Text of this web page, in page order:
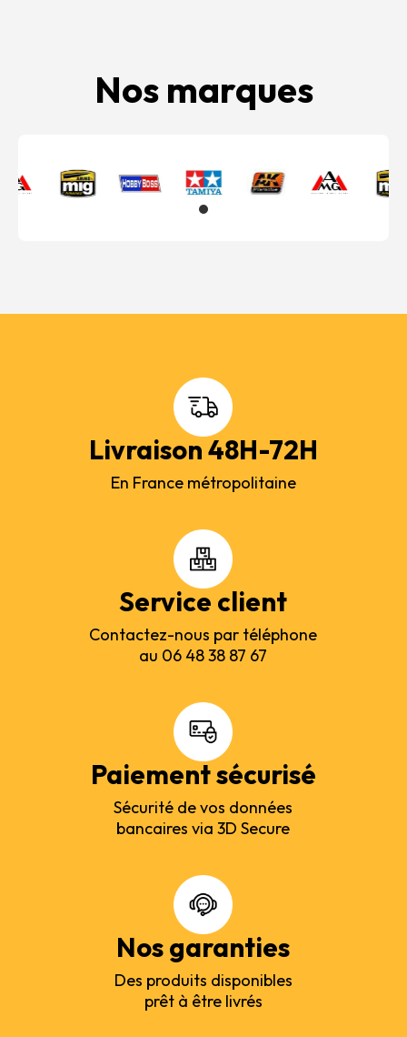
Nos marques
Livraison 48H-72H
En France métropolitaine
Service client
Contactez-nous par téléphone
au 06 48 38 87 67
Paiement sécurisé
Sécurité de vos données
bancaires via 3D Secure
Nos garanties
Des produits disponibles
prêt à être livrés